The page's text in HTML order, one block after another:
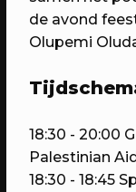
23/04/2023
Scoor en
Grote
Domstad.
de avond
Olupemi
18:30 - 20:00
Palestinian
18:30 - 18:45